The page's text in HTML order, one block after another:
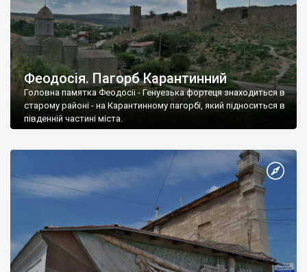
Феодосія. Пагорб Карантинний
Головна памятка Феодосії - Генуезька фортеця знаходиться в
старому районі - на Карантинному пагорбі, який підноситься в
південній частині міста.